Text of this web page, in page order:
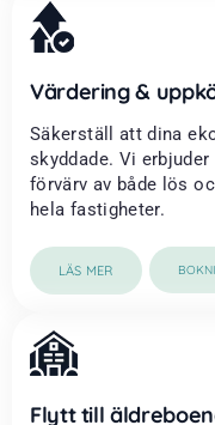
Värdering &
Säkerställ att dina
skyddade. Vi
förvärv av både lös
hela fastigheter.
LÄS MER
Flytt till